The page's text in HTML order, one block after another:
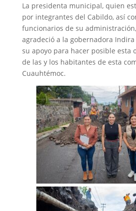
La presidenta municipal, quien
por integrantes del Cabildo, así
funcionarios de su
agradeció a la gobernadora
su apoyo para hacer posible esta
de las y los habitantes de esta
Cuauhtémoc.